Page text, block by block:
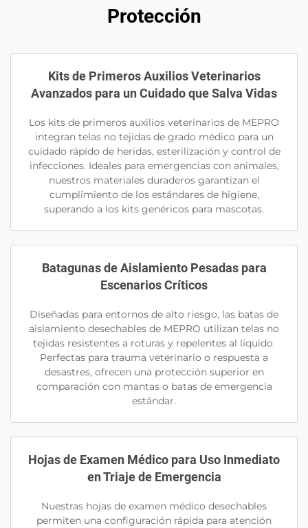
Protección
Kits de Primeros Auxilios Veterinarios
Avanzados para un Cuidado que Salva Vidas
Los kits de primeros auxilios veterinarios de MEPRO
integran telas no tejidas de grado médico para un
cuidado rápido de heridas, esterilización y control de
infecciones. Ideales para emergencias con animales,
nuestros materiales duraderos garantizan el
cumplimiento de los estándares de higiene,
superando a los kits genéricos para mascotas.
Batagunas de Aislamiento Pesadas para
Escenarios Críticos
Diseñadas para entornos de alto riesgo, las batas de
aislamiento desechables de MEPRO utilizan telas no
tejidas resistentes a roturas y repelentes al líquido.
Perfectas para trauma veterinario o respuesta a
desastres, ofrecen una protección superior en
comparación con mantas o batas de emergencia
estándar.
Hojas de Examen Médico para Uso Inmediato
en Triaje de Emergencia
Nuestras hojas de examen médico desechables
permiten una configuración rápida para atención